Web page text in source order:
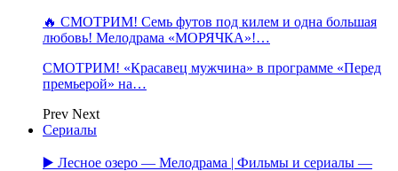
🔥 СМОТРИМ! Семь футов под килем и одна большая
любовь! Мелодрама «МОРЯЧКА»!…
СМОТРИМ! «Красавец мужчина» в программе «Перед
премьерой» на…
Prev Next
Сериалы
▶️ Лесное озеро — Мелодрама | Фильмы и сериалы —